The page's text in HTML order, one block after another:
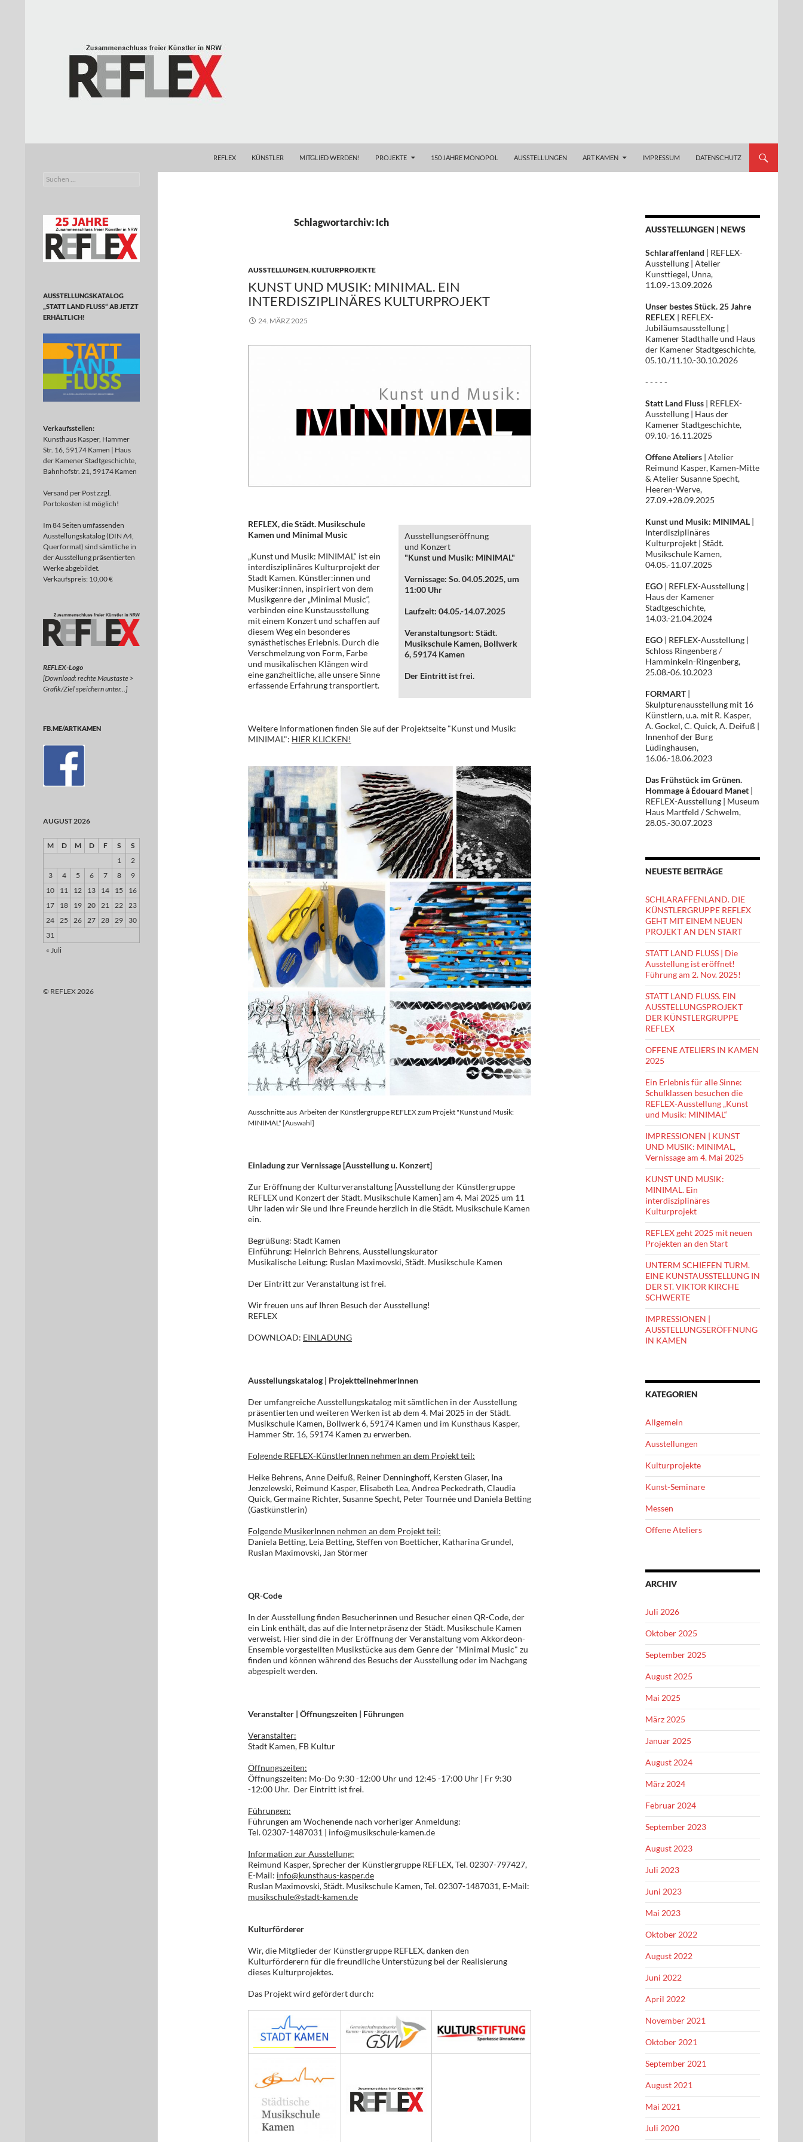
REFLEX KÜNSTLER MITGLIED WERDEN! PROJEKTE 150 JAHRE MONOPOL AUSSTELLUNGEN ART KAMEN IMPRESSUM DATENSCHUTZ
Schlagwortarchiv: Ich
AUSSTELLUNGEN,KULTURPROJEKTE
KUNST UND MUSIK: MINIMAL. EIN
INTERDISZIPLINÄRES KULTURPROJEKT
24. MÄRZ 2025
REFLEX, die Städt. Musikschule
Kamen und Minimal Music
„Kunst und Musik: MINIMAL“ ist ein
interdisziplinäres Kulturprojekt der
Stadt Kamen. Künstler:innen und
Musiker:innen, inspiriert von dem
Musikgenre der „Minimal Music“,
verbinden eine Kunstausstellung
mit einem Konzert und schaffen auf
diesem Weg ein besonderes
synästhetisches Erlebnis. Durch die
Verschmelzung von Form, Farbe
und musikalischen Klängen wird
eine ganzheitliche, alle unsere Sinne
erfassende Erfahrung transportiert.
Ausstellungseröffnung
und Konzert
"Kunst und Musik: MINIMAL"
Vernissage: So. 04.05.2025, um
11:00 Uhr
Laufzeit: 04.05.-14.07.2025
Veranstaltungsort: Städt.
Musikschule Kamen, Bollwerk
6, 59174 Kamen
Der Eintritt ist frei.
Weitere Informationen finden Sie auf der Projektseite "Kunst und Musik:
MINIMAL": HIER KLICKEN!
Ausschnitte aus Arbeiten der Künstlergruppe REFLEX zum Projekt "Kunst und Musik:
MINIMAL" [Auswahl]
Einladung zur Vernissage [Ausstellung u. Konzert]
Zur Eröffnung der Kulturveranstaltung [Ausstellung der Künstlergruppe
REFLEX und Konzert der Städt. Musikschule Kamen] am 4. Mai 2025 um 11
Uhr laden wir Sie und Ihre Freunde herzlich in die Städt. Musikschule Kamen
ein.
Begrüßung: Stadt Kamen
Einführung: Heinrich Behrens, Ausstellungskurator
Musikalische Leitung: Ruslan Maximovski, Städt. Musikschule Kamen
Der Eintritt zur Veranstaltung ist frei.
Wir freuen uns auf Ihren Besuch der Ausstellung!
REFLEX
DOWNLOAD: EINLADUNG
Ausstellungskatalog | ProjektteilnehmerInnen
Der umfangreiche Ausstellungskatalog mit sämtlichen in der Ausstellung
präsentierten und weiteren Werken ist ab dem 4. Mai 2025 in der Städt.
Musikschule Kamen, Bollwerk 6, 59174 Kamen und im Kunsthaus Kasper,
Hammer Str. 16, 59174 Kamen zu erwerben.
Folgende REFLEX-KünstlerInnen nehmen an dem Projekt teil:
Heike Behrens, Anne Deifuß, Reiner Denninghoff, Kersten Glaser, Ina
Jenzelewski, Reimund Kasper, Elisabeth Lea, Andrea Peckedrath, Claudia
Quick, Germaine Richter, Susanne Specht, Peter Tournée und Daniela Betting
(Gastkünstlerin)
Folgende MusikerInnen nehmen an dem Projekt teil:
Daniela Betting, Leia Betting, Steffen von Boetticher, Katharina Grundel,
Ruslan Maximovski, Jan Störmer
QR-Code
In der Ausstellung finden Besucherinnen und Besucher einen QR-Code, der
ein Link enthält, das auf die Internetpräsenz der Städt. Musikschule Kamen
verweist. Hier sind die in der Eröffnung der Veranstaltung vom Akkordeon-
Ensemble vorgestellten Musikstücke aus dem Genre der "Minimal Music" zu
finden und können während des Besuchs der Ausstellung oder im Nachgang
abgespielt werden.
Veranstalter | Öffnungszeiten | Führungen
Veranstalter:
Stadt Kamen, FB Kultur
Öffnungszeiten:
Öffnungszeiten: Mo-Do 9:30 -12:00 Uhr und 12:45 -17:00 Uhr | Fr 9:30
-12:00 Uhr. Der Eintritt ist frei.
Führungen:
Führungen am Wochenende nach vorheriger Anmeldung:
Tel. 02307-1487031 | info@musikschule-kamen.de
Information zur Ausstellung:
Reimund Kasper, Sprecher der Künstlergruppe REFLEX, Tel. 02307-797427,
E-Mail: info@kunsthaus-kasper.de
Ruslan Maximovski, Städt. Musikschule Kamen, Tel. 02307-1487031, E-Mail:
musikschule@stadt-kamen.de
Kulturförderer
Wir, die Mitglieder der Künstlergruppe REFLEX, danken den
Kulturförderern für die freundliche Unterstüzung bei der Realisierung
dieses Kulturprojektes.
Das Projekt wird gefördert durch:
AUSSTELLUNGEN | NEWS
Schlaraffenland | REFLEX-
Ausstellung | Atelier
Kunsttiegel, Unna,
11.09.-13.09.2026
Unser bestes Stück. 25 Jahre
REFLEX | REFLEX-
Jubiläumsausstellung |
Kamener Stadthalle und Haus
der Kamener Stadtgeschichte,
05.10./11.10.-30.10.2026
- - - - -
Statt Land Fluss | REFLEX-
Ausstellung | Haus der
Kamener Stadtgeschichte,
09.10.-16.11.2025
Offene Ateliers | Atelier
Reimund Kasper, Kamen-Mitte
& Atelier Susanne Specht,
Heeren-Werve,
27.09.+28.09.2025
Kunst und Musik: MINIMAL |
Interdisziplinäres
Kulturprojekt | Städt.
Musikschule Kamen,
04.05.-11.07.2025
EGO | REFLEX-Ausstellung |
Haus der Kamener
Stadtgeschichte,
14.03.-21.04.2024
EGO | REFLEX-Ausstellung |
Schloss Ringenberg /
Hamminkeln-Ringenberg,
25.08.-06.10.2023
FORMART|
Skulpturenausstellung mit 16
Künstlern, u.a. mit R. Kasper,
A. Gockel, C. Quick, A. Deifuß |
Innenhof der Burg
Lüdinghausen,
16.06.-18.06.2023
Das Frühstück im Grünen.
Hommage à Édouard Manet |
REFLEX-Ausstellung | Museum
Haus Martfeld / Schwelm,
28.05.-30.07.2023
NEUESTE BEITRÄGE
SCHLARAFFENLAND. DIE
KÜNSTLERGRUPPE REFLEX
GEHT MIT EINEM NEUEN
PROJEKT AN DEN START
STATT LAND FLUSS | Die
Ausstellung ist eröffnet!
Führung am 2. Nov. 2025!
STATT LAND FLUSS. EIN
AUSSTELLUNGSPROJEKT
DER KÜNSTLERGRUPPE
REFLEX
OFFENE ATELIERS IN KAMEN
2025
Ein Erlebnis für alle Sinne:
Schulklassen besuchen die
REFLEX-Ausstellung „Kunst
und Musik: MINIMAL“
IMPRESSIONEN | KUNST
UND MUSIK: MINIMAL,
Vernissage am 4. Mai 2025
KUNST UND MUSIK:
MINIMAL. Ein
interdisziplinäres
Kulturprojekt
REFLEX geht 2025 mit neuen
Projekten an den Start
UNTERM SCHIEFEN TURM.
EINE KUNSTAUSSTELLUNG IN
DER ST. VIKTOR KIRCHE
SCHWERTE
IMPRESSIONEN |
AUSSTELLUNGSERÖFFNUNG
IN KAMEN
KATEGORIEN
Allgemein
Ausstellungen
Kulturprojekte
Kunst-Seminare
Messen
Offene Ateliers
ARCHIV
Juli 2026
Oktober 2025
September 2025
August 2025
Mai 2025
März 2025
Januar 2025
August 2024
März 2024
Februar 2024
September 2023
August 2023
Juli 2023
Juni 2023
Mai 2023
Oktober 2022
August 2022
Juni 2022
April 2022
November 2021
Oktober 2021
September 2021
August 2021
Mai 2021
Juli 2020
Zusammenschluss freier Künstler in
Suchen
AUSSTELLUNGSKATALOG
„STATT LAND FLUSS“ AB JETZT
ERHÄLTLICH!
Verkaufsstellen:
Kunsthaus Kasper, Hammer
Str. 16, 59174 Kamen | Haus
der Kamener Stadtgeschichte,
Bahnhofstr. 21, 59174 Kamen
Versand per Post zzgl.
Portokosten ist möglich!
Im 84 Seiten umfassenden
Ausstellungskatalog (DIN A4,
Querformat) sind sämtliche in
der Ausstellung präsentierten
Werke abgebildet.
Verkaufspreis: 10,00 €
REFLEX-Logo
[Download: rechte Maustaste >
Grafik/Ziel speichern unter…]
FB.ME/ARTKAMEN
AUGUST 2026
M D M D F S
S
1
2
3
4 5 6 7 8
9
10
11 12 13 14 15
16
17
18 19 20 21 22
23
24
25 26 27 28 29
30
31
« Juli
© REFLEX 2026